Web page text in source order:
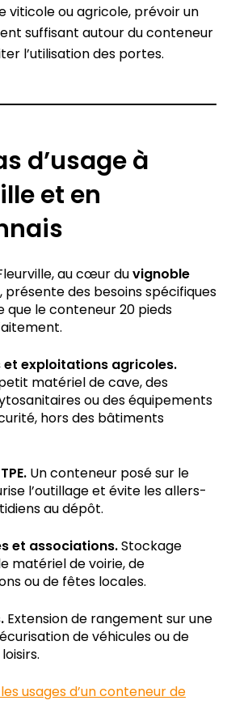
viticole ou agricole, prévoir un
suffisant autour du conteneur
l’utilisation des portes.
d’usage à
et en
au cœur duvignoble
, présente des besoins spécifiques
que le conteneur 20 pieds
exploitations agricoles.
matériel de cave, des
ou des équipements
hors des bâtiments
Un conteneur posé sur le
l’outillage et évite les allers-
au dépôt.
et associations.Stockage
matériel de voirie, de
ou de fêtes locales.
Extension de rangement sur une
de véhicules ou de
usages d’un conteneur de